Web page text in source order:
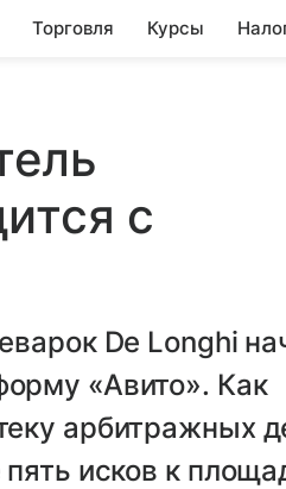
Торговля Курсы
с
De Longhi
«Авито». Как
арбитражных
исков к